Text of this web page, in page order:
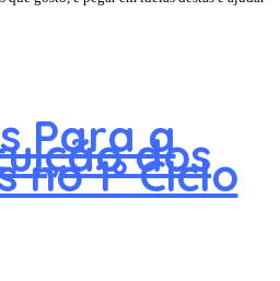
Para a
dos
no 1º Ciclo